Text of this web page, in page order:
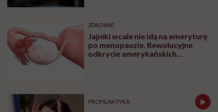
ZDROWIE
Jajniki wcale nie idą na emeryturę
po menopauzie. Rewolucyjne
odkrycie amerykańskich
PROFILAKTYKA